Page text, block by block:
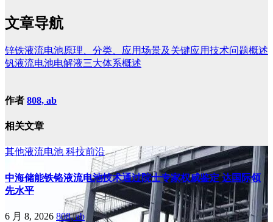
文章导航
锌铁液流电池原理、分类、应用场景及关键应用技术问题概述
钒液流电池电解液三大体系概述
作者 808, ab
相关文章
其他液流电池 科技前沿
中海储能铁铬液流电池技术通过院士专家权威鉴定 达国际领
先水平
6 月 8, 2026 808, ab